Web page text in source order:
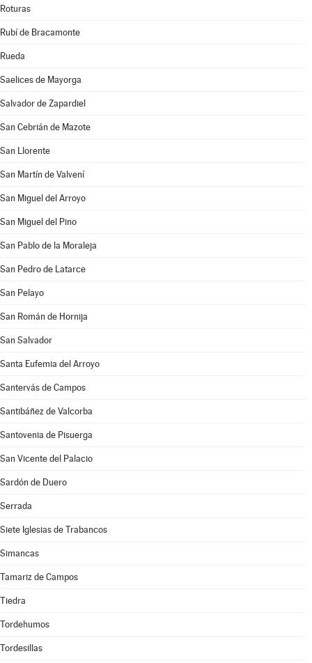
Roturas
Rubí de Bracamonte
Rueda
Saelices de Mayorga
Salvador de Zapardiel
San Cebrián de Mazote
San Llorente
San Martín de Valvení
San Miguel del Arroyo
San Miguel del Pino
San Pablo de la Moraleja
San Pedro de Latarce
San Pelayo
San Román de Hornija
San Salvador
Santa Eufemia del Arroyo
Santervás de Campos
Santibáñez de Valcorba
Santovenia de Pisuerga
San Vicente del Palacio
Sardón de Duero
Serrada
Siete Iglesias de Trabancos
Simancas
Tamariz de Campos
Tiedra
Tordehumos
Tordesillas